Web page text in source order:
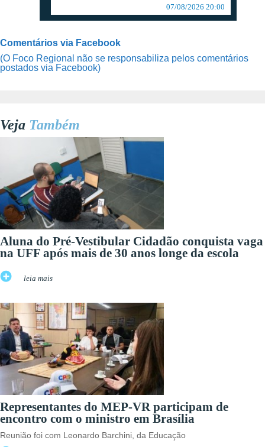
07/08/2026 20:00
Comentários via Facebook
(O Foco Regional não se responsabiliza pelos comentários
postados via Facebook)
Veja Também
Aluna do Pré-Vestibular Cidadão conquista vaga
na UFF após mais de 30 anos longe da escola
leia mais
Representantes do MEP-VR participam de
encontro com o ministro em Brasília
Reunião foi com Leonardo Barchini, da Educação